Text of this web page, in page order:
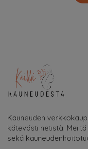
Kauneuden
kätevästi netistä.
sekä